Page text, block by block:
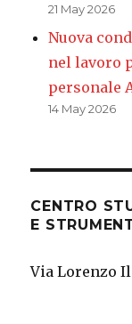
21 May 2026
Nuova
nel lavoro
personale
14 May 2026
CENTRO
E
Via Lorenzo